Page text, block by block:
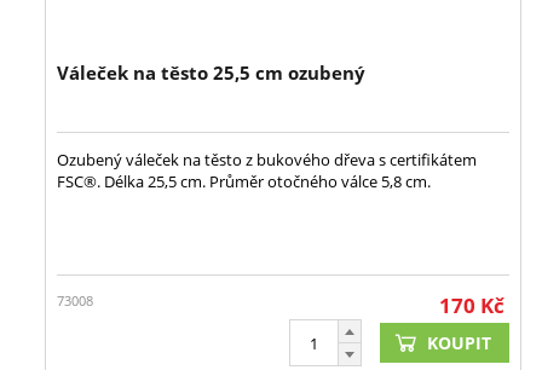
Váleček na těsto 25,5 cm ozubený
Ozubený váleček na těsto z bukového dřeva s certifikátem
FSC®. Délka 25,5 cm. Průměr otočného válce 5,8 cm.
73008 170 Kč
KOUPIT